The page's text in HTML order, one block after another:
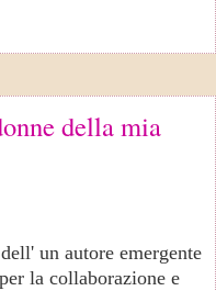
della mia
un autore emergente
la collaborazione e